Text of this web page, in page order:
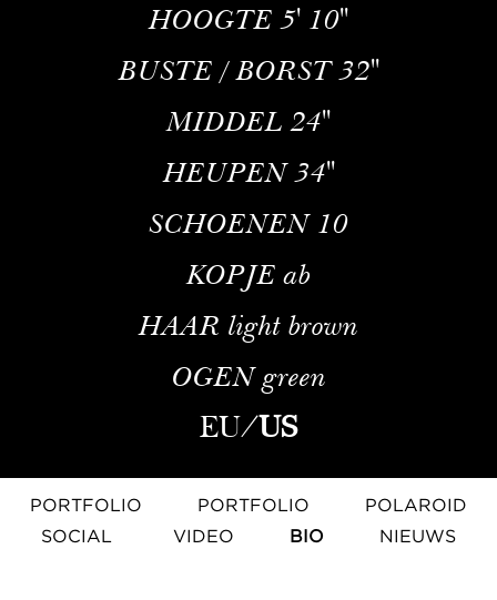
HOOGTE 5' 10''
BUSTE / BORST 32''
MIDDEL 24''
HEUPEN 34''
SCHOENEN 10
KOPJE ab
HAAR light brown
OGEN green
EU/US
PORTFOLIO PORTFOLIO
POLAROID
SOCIAL
VIDEO BIO NIEUWS